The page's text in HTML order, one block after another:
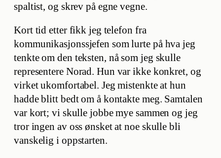
spaltist, og skrev på egne vegne.
Kort tid etter fikk jeg telefon fra
kommunikasjonssjefen som lurte på hva jeg
tenkte om den teksten, nå som jeg skulle
representere Norad. Hun var ikke konkret, og
virket ukomfortabel. Jeg mistenkte at hun
hadde blitt bedt om å kontakte meg. Samtalen
var kort; vi skulle jobbe mye sammen og jeg
tror ingen av oss ønsket at noe skulle bli
vanskelig i oppstarten.